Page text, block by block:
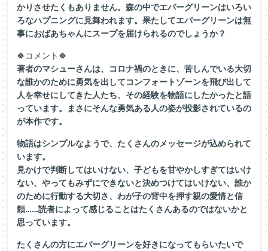
かりさせたくもありません。森の中でエバーグリーンはいろい
ろなハプニングに見舞われます。果たしてエバーグリーンは無
事におばあちゃんにスープを届けられるのでしょうか？
🍀コメント🍀
著者のマシューさんは、コロナ禍のときに、苦しんでいる大切
な誰かのために勇気を出してコンフォートゾーンを飛び出して
人を幸せにしてきた人たち、その経験を物語にしたかったと語
っています。
まさにそんな勇気ある人の姿が投影されているの
が本作です。
物語はシンプルなようで、たくさんのメッセージが込められて
います。
見かけで判断してはいけない、子どもを甘やかしすぎてはいけ
ない、やってもみずにできないと決めつけてはいけない、誰か
のために行動する大切さ、わが子の背中を押す親の愛情と信
頼……読者によ って感じることはたくさんあるのではないかと
思っています。
たくさんの方にエバーグリーンを好きになってもらいたいで